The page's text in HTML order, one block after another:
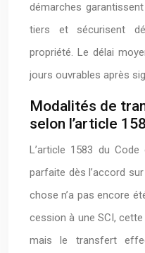
démarches
tiers et sécurisent
propriété. Le délai
jours ouvrables après
Modalités de
selon l’article
L’article 1583 du
parfaite dès l’accord
chose n’a pas encore
cession à une SCI, cette
mais le transfert